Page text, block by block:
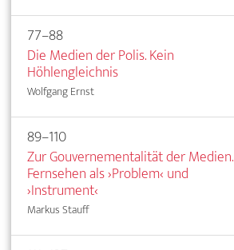
77–88
Die Medien der Polis. Kein
Höhlengleichnis
Wolfgang Ernst
89–110
Zur Gouvernementalität der Medien.
Fernsehen als ›Problem‹ und
›Instrument‹
Markus Stauff